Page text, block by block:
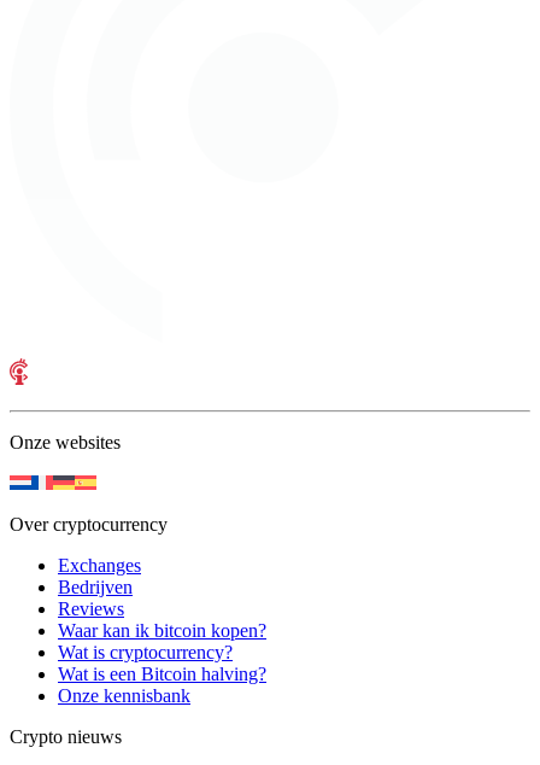
Onze websites
Over cryptocurrency
Exchanges
Bedrijven
Reviews
Waar kan ik bitcoin kopen?
Wat is cryptocurrency?
Wat is een Bitcoin halving?
Onze kennisbank
Crypto nieuws